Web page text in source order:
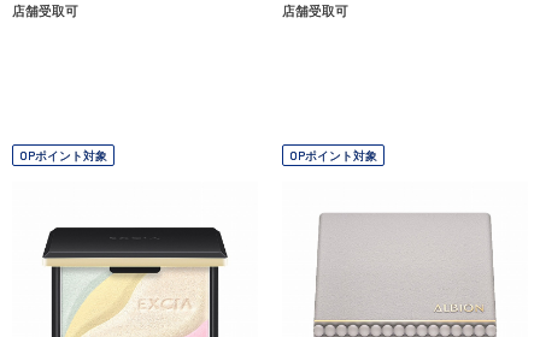
店舗受取可 店舗受取可
OPポイント対象 OPポイント対象